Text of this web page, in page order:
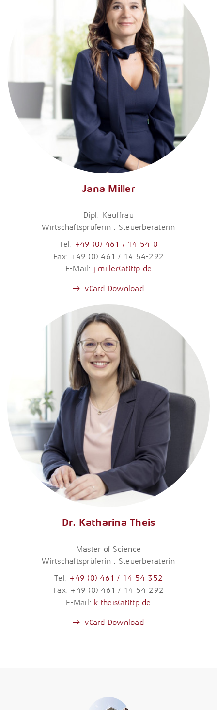
Jana Miller
Dipl.-Kauffrau
Wirtschaftsprüferin . Steuerberaterin
Tel: +49 (0) 461 / 14 54-0
Fax: +49 (0) 461 / 14 54-292
E-Mail: j.miller(at)ttp.de
vCard Download
Dr. Katharina Theis
Master of Science
Wirtschaftsprüferin . Steuerberaterin
Tel: +49 (0) 461 / 14 54-352
Fax: +49 (0) 461 / 14 54-292
E-Mail: k.theis(at)ttp.de
vCard Download